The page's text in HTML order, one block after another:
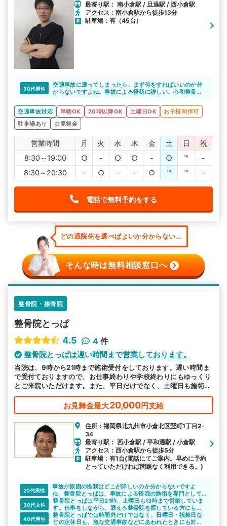
最寄り駅： 南小倉駅 / 旦過駅 / 西小倉駅
アクセス：南小倉駅から徒歩13分
駐車場：有（45台）
30代男性
交通事故に遭ってしまったら、まず何をすればいいのか分
からないですよね。事故による怪我に詳しい、心和整骨院
くれるそうです。安心できますね。
交通事故対応 早朝OK 20時以降OK 土曜日OK
お子様同伴可
駐車場あり
お見舞金
営業時間 月 火 水 木 金 土 日
祝
8:30～19:00
○ - ○ ○ - ○ ℡
-
8:30～20:30
- ○ - - ○ ℡ ℡ -
電話で無料予約をする
どの通院先を選べばよいか分からない...
そんな時は無料相談窓口へ
整骨院・接骨院
整骨院とっぱ
4.5
4 件
整骨院とっぱは遅い時間まで営業しております。
当院は、9時から21時まで施術受付をしております。遅い時間ま
で受付ておりますので、お仕事終わりや学校終わりにもゆっくり
とご来院いただけます。また、平日だけでなく、土曜日も施術を
受付けております。ぜひご利用ください。
お見舞金最大20,000円支給
住所：福岡県北九州市小倉北区竪町1丁目2-
34
最寄り駅： 西小倉駅 / 平和通駅 / 小倉駅
アクセス：西小倉駅から徒歩5分
駐車場：有1台(電話にてご案内。早めに予約
とっていただければ問題なく利用できる。)
20代男性
事故が原因の怪我はどこが詳しいのか分からないですよ
ね。整骨院とっぱは、事故による怪我の施術を専門として
いる整骨院なので、ちょっとした痛みでも相談しやすいと
思います。きちんと診てもらえると、不安も少なくなりま
すね。
30代女性
整骨院とっぱは平日21時、土曜日も13時まで営業していま
す。仕事をしながら、通える整骨院を探している方にも嬉
しいですね。
40代男性
整骨院とっぱでは時間外だけではなく、日曜日・祝祭日な
どの定休日も、急な交通事故などにあわれたときにも対応